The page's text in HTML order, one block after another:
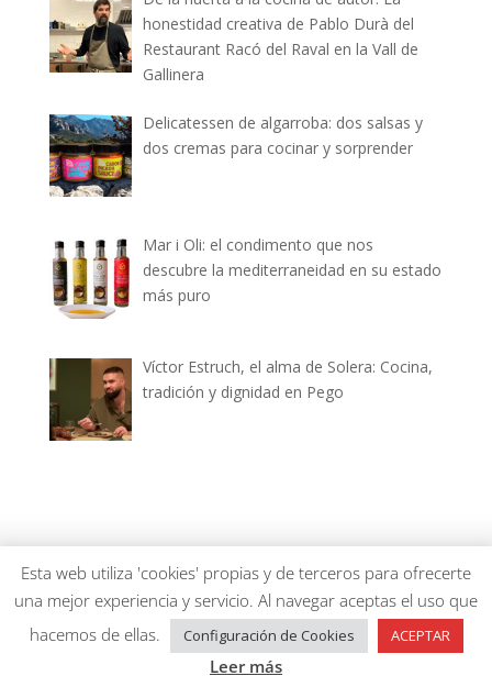
honestidad creativa de Pablo Durà del
Restaurant Racó del Raval en la Vall de
Gallinera
Delicatessen de algarroba: dos salsas y
dos cremas para cocinar y sorprender
Mar i Oli: el condimento que nos
descubre la mediterraneidad en su estado
más puro
Víctor Estruch, el alma de Solera: Cocina,
tradición y dignidad en Pego
dianiagastronomica.com © 2026
Esta web utiliza 'cookies' propias y de terceros para ofrecerte
una mejor experiencia y servicio. Al navegar aceptas el uso que
hacemos de ellas.
Configuración de Cookies ACEPTAR
Leer más